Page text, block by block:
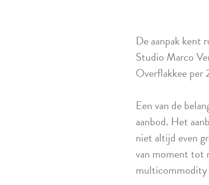
De aanpak kent
Studio Marco
Overflakkee per
Een van de
aanbod. Het
niet altijd even
van moment tot
multicommodity